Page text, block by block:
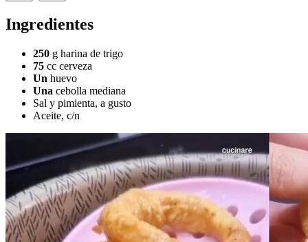
Ingredientes
250 g harina de trigo
75 cc cerveza
Un huevo
Una cebolla mediana
Sal y pimienta, a gusto
Aceite, c/n